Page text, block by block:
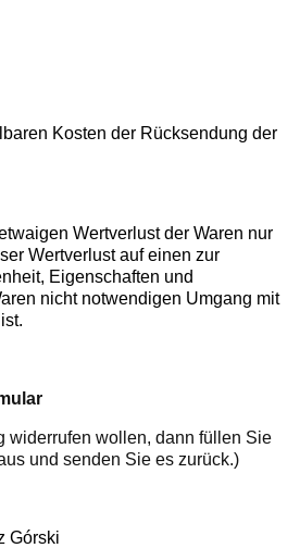
Kosten der Rücksendung der
Wertverlust der Waren nur
Wertverlust auf einen zur
Eigenschaften und
nicht notwendigen Umgang mit
widerrufen wollen, dann füllen Sie
und senden Sie es zurück.)
Górski